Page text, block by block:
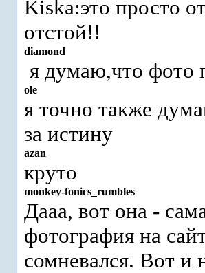
Kiska:это просто
отстой!!
diamond
я думаю,что фото
ole
я точно также
за истину
azan
круто
monkey-fonics_rumbles
Дааа, вот она -
фотография на
сомневался. Вот и